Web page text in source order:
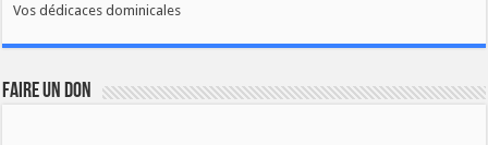
Vos dédicaces dominicales
FAIRE UN DON